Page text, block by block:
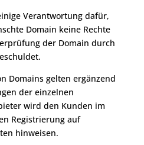
Verantwortung dafür,
Domain keine Rechte
der Domain durch
Domains gelten ergänzend
der einzelnen
wird den Kunden im
Registrierung auf
hinweisen.